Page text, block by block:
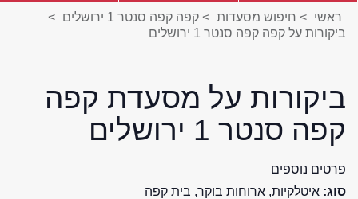
ראשי > חיפוש מסעדות > קפה קפה סנטר 1 ירושלים
>
ביקורות על קפה קפה סנטר 1 ירושלים
ביקורות על מסעדת קפה
קפה סנטר 1 ירושלים
פרטים נוספים
סוג: איטלקיות, ארוחות בוקר, בית קפה